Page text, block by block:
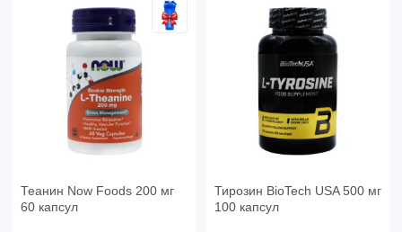
Теанин Now Foods 200 мг
60 капсул
Тирозин BioTech USA 500 мг
100 капсул